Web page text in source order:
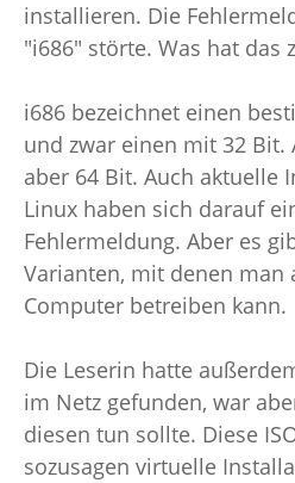
installieren. Die
"i686" störte. Was hat das
i686 bezeichnet einen
und zwar einen mit 32 Bit.
aber 64 Bit. Auch aktuelle
Linux haben sich darauf
Fehlermeldung. Aber es
Varianten, mit denen man
Computer betreiben kann.
Die Leserin hatte
im Netz gefunden, war
diesen tun sollte. Diese
sozusagen virtuelle